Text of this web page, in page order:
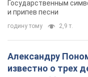
Государственным
и припев песни
годину тому 2,9 т.
Александру
известно о трех